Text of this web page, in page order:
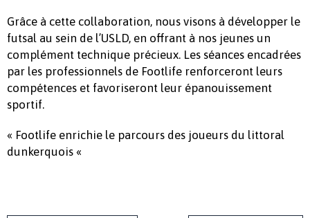
Grâce à cette collaboration, nous visons à développer le
futsal au sein de l’USLD, en offrant à nos jeunes un
complément technique précieux. Les séances encadrées
par les professionnels de Footlife renforceront leurs
compétences et favoriseront leur épanouissement
sportif.
« Footlife enrichie le parcours des joueurs du littoral
dunkerquois «